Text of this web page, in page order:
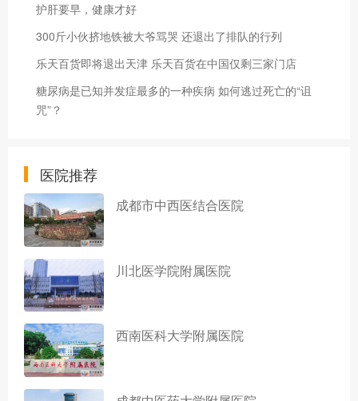
护肝要早，健康才好
300斤小伙挤地铁被大爷骂哭 还退出了排队的行列
乐天百货即将退出天津 乐天百货在中国仅剩三家门店
糖尿病是已知并发症最多的一种疾病 如何逃过死亡的“诅
咒”？
医院推荐
成都市中西医结合医院
川北医学院附属医院
西南医科大学附属医院